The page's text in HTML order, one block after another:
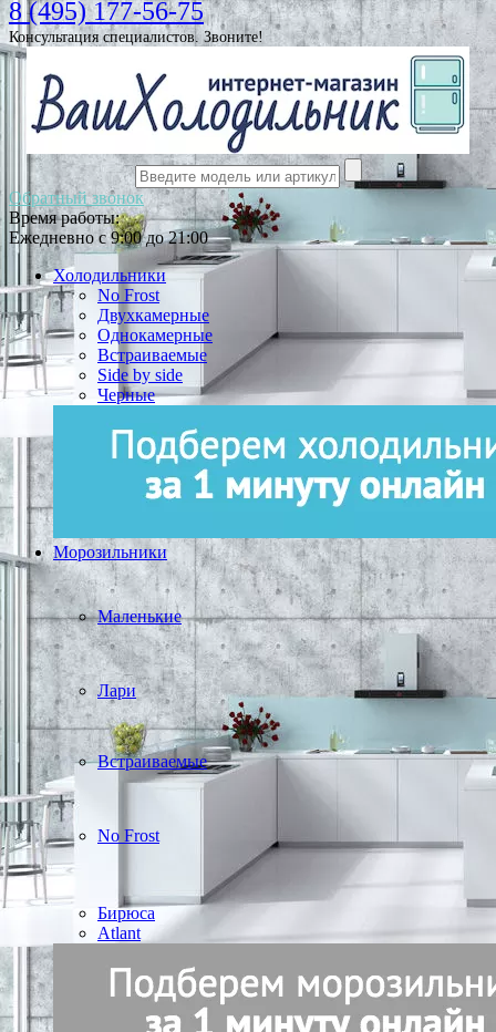
8 (495) 177-56-75
Консультация специалистов. Звоните!
Обратный звонок
Время работы:
Ежедневно с 9:00 до 21:00
Холодильники
No Frost
Двухкамерные
Однокамерные
Встраиваемые
Side by side
Черные
Морозильники
Маленькие
Лари
Встраиваемые
No Frost
Бирюса
Atlant